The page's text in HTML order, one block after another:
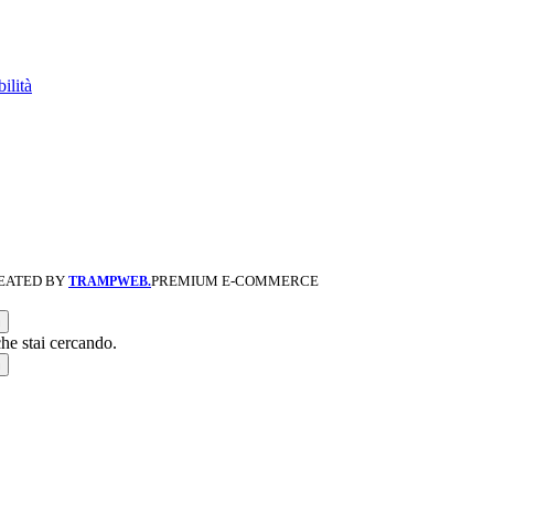
BY TRAMPWEB.PREMIUM E-COMMERCE
stai cercando.